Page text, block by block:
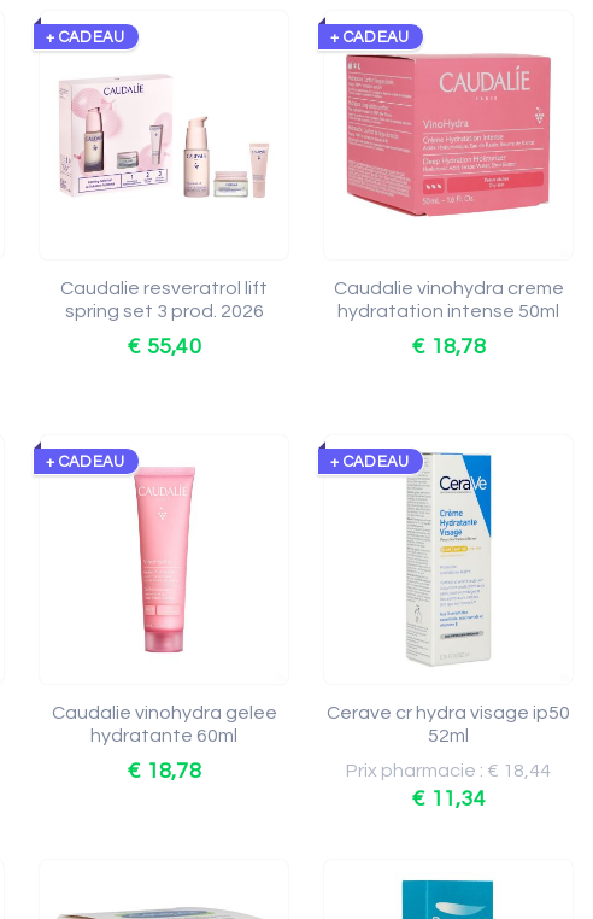
+ CADEAU
Caudalie resveratrol lift
spring set 3 prod. 2026
€ 55,40
+ CADEAU
Caudalie vinohydra creme
hydratation intense 50ml
€ 18,78
+ CADEAU
Caudalie vinohydra gelee
hydratante 60ml
€ 18,78
+ CADEAU
Cerave cr hydra visage ip50
52ml
Prix pharmacie : € 18,44
€ 11,34